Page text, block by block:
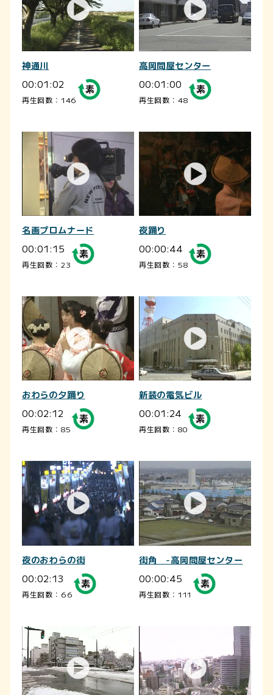
神通川
00:01:02
再生回数：146
高岡問屋センター
00:01:00
再生回数：48
名画プロムナード
00:01:15
再生回数：23
夜踊り
00:00:44
再生回数：58
おわらの夕踊り
00:02:12
再生回数：85
新装の電気ビル
00:01:24
再生回数：80
夜のおわらの街
00:02:13
再生回数：66
街角 -高岡問屋センター
00:00:45
再生回数：111